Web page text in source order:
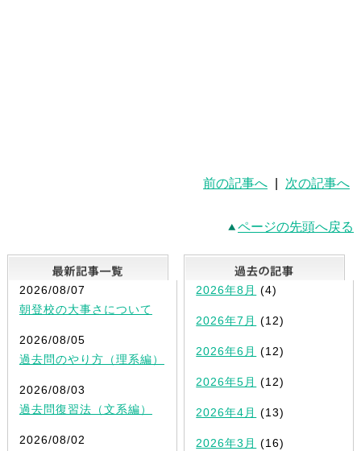
前の記事へ 次の記事へ
ページの先頭へ戻る
最新記事一覧
2026/08/07
朝登校の大事さについて
2026/08/05
過去問のやり方（理系編）
2026/08/03
過去問復習法（文系編）
2026/08/02
2026年8月 (4)
2026年7月 (12)
2026年6月 (12)
2026年5月 (12)
2026年4月 (13)
2026年3月 (16)